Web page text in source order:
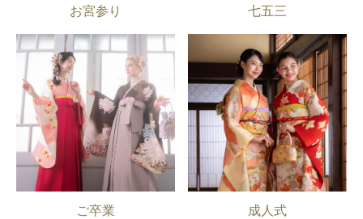
お宮参り 七五三
ご卒業 成人式